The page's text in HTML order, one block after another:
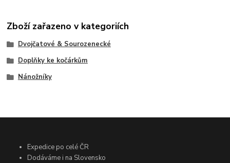
Zboží zařazeno v kategoriích
Dvojčatové & Sourozenecké
Doplňky ke kočárkům
Nánožníky
Expedice po celé ČR
Dodáváme i na Slovensko